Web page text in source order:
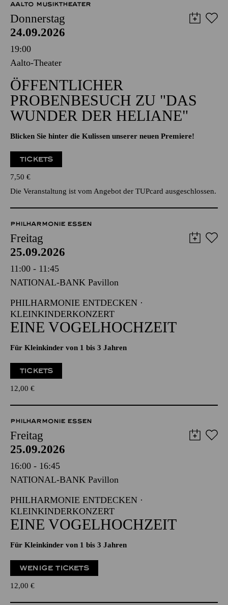
AALTO MUSIKTHEATER
Donnerstag
24.09.2026
19:00
Aalto-Theater
ÖFFENTLICHER
PROBENBESUCH ZU "DAS
WUNDER DER HELIANE"
Blicken Sie hinter die Kulissen unserer neuen Premiere!
TICKETS
7,50 €
Die Veranstaltung ist vom Angebot der TUPcard ausgeschlossen.
PHILHARMONIE ESSEN
Freitag
25.09.2026
11:00 - 11:45
NATIONAL-BANK Pavillon
PHILHARMONIE ENTDECKEN ·
KLEINKINDERKONZERT
EINE VOGELHOCHZEIT
Für Kleinkinder von 1 bis 3 Jahren
TICKETS
12,00 €
PHILHARMONIE ESSEN
Freitag
25.09.2026
16:00 - 16:45
NATIONAL-BANK Pavillon
PHILHARMONIE ENTDECKEN ·
KLEINKINDERKONZERT
EINE VOGELHOCHZEIT
Für Kleinkinder von 1 bis 3 Jahren
WENIGE TICKETS
12,00 €